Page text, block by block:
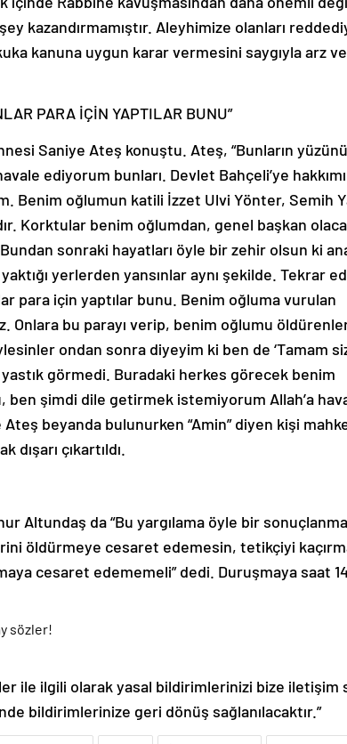
kazandırmamıştır. Aleyhimize olanları
kanuna uygun karar vermesini saygıyla arz
ediyorum bunları. Devlet Bahçeli’ye hakkımı
Benim oğlumun katili İzzet Ulvi Yönter, Semih
Korktular benim oğlumdan, genel başkan
sonraki hayatları öyle bir zehir olsun ki
yerlerden yansınlar aynı şekilde. Tekrar
para için yaptılar bunu. Benim oğluma vurulan
Onlara bu parayı verip, benim oğlumu öldürenler
ondan sonra diyeyim ki ben de ‘Tamam siz
yastık görmedi. Buradaki herkes görecek benim
şimdi dile getirmek istemiyorum Allah’a
beyanda bulunurken “Amin” diyen kişi
dışarı çıkartıldı.
öldürmeye cesaret edemesin, tetikçiyi
cesaret edememeli” dedi. Duruşmaya saat
bildirimlerinize geri dönüş sağlanılacaktır.”
Devlet Bahçeli Hukuk İzzet Ulvi Yönter Olcay Kılavuz